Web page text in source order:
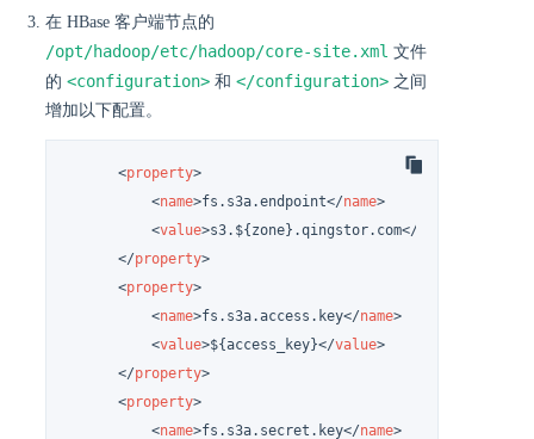
在 HBase 客户端节点的
/opt/hadoop/etc/hadoop/core-site.xml 文件
的 <configuration> 和 </configuration> 之间
增加以下配置。
<property>
<name>fs.s3a.endpoint</name>
<value>s3.${zone}.qingstor.com</
</property>
<property>
<name>fs.s3a.access.key</name>
<value>${access_key}</value>
</property>
<property>
<name>fs.s3a.secret.key</name>